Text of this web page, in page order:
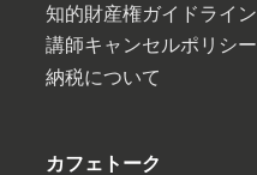
知的財産権ガイドライン
講師キャンセルポリシー
納税について
カフェトーク